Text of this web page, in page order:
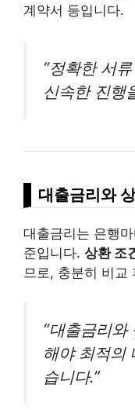
계약서 등입니다.
“정확한 서
신속한 진행
대출금리와
대출금리는 은행
준입니다. 상환 조
므로, 충분히 비교
“대출금리
해야 최적의
습니다.”